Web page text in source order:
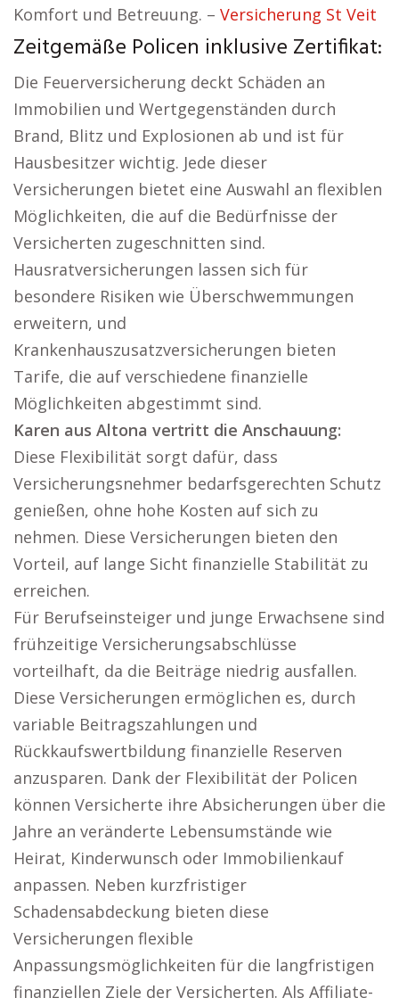
Komfort und Betreuung. – Versicherung St Veit
Zeitgemäße Policen inklusive Zertifikat:
Die Feuerversicherung deckt Schäden an
Immobilien und Wertgegenständen durch
Brand, Blitz und Explosionen ab und ist für
Hausbesitzer wichtig. Jede dieser
Versicherungen bietet eine Auswahl an flexiblen
Möglichkeiten, die auf die Bedürfnisse der
Versicherten zugeschnitten sind.
Hausratversicherungen lassen sich für
besondere Risiken wie Überschwemmungen
erweitern, und
Krankenhauszusatzversicherungen bieten
Tarife, die auf verschiedene finanzielle
Möglichkeiten abgestimmt sind.
Karen aus Altona vertritt die Anschauung:
Diese Flexibilität sorgt dafür, dass
Versicherungsnehmer bedarfsgerechten Schutz
genießen, ohne hohe Kosten auf sich zu
nehmen. Diese Versicherungen bieten den
Vorteil, auf lange Sicht finanzielle Stabilität zu
erreichen.
Für Berufseinsteiger und junge Erwachsene sind
frühzeitige Versicherungsabschlüsse
vorteilhaft, da die Beiträge niedrig ausfallen.
Diese Versicherungen ermöglichen es, durch
variable Beitragszahlungen und
Rückkaufswertbildung finanzielle Reserven
anzusparen. Dank der Flexibilität der Policen
können Versicherte ihre Absicherungen über die
Jahre an veränderte Lebensumstände wie
Heirat, Kinderwunsch oder Immobilienkauf
anpassen. Neben kurzfristiger
Schadensabdeckung bieten diese
Versicherungen flexible
Anpassungsmöglichkeiten für die langfristigen
finanziellen Ziele der Versicherten. Als Affiliate-